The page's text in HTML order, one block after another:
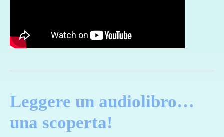
Leggere un audiolibro…
una scoperta!